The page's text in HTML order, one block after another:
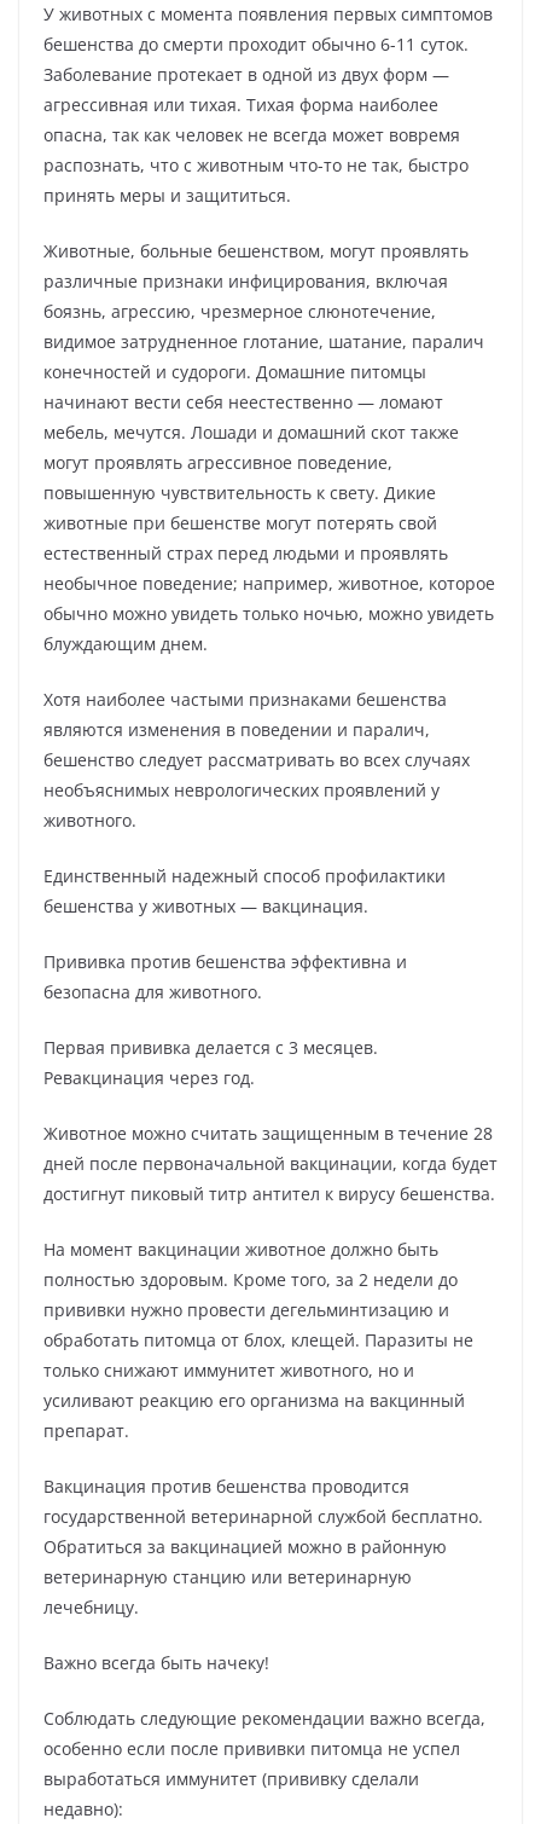
У животных с момента появления первых симптомов
бешенства до смерти проходит обычно 6-11 суток.
Заболевание протекает в одной из двух форм —
агрессивная или тихая. Тихая форма наиболее
опасна, так как человек не всегда может вовремя
распознать, что с животным что-то не так, быстро
принять меры и защититься.
Животные, больные бешенством, могут проявлять
различные признаки инфицирования, включая
боязнь, агрессию, чрезмерное слюнотечение,
видимое затрудненное глотание, шатание, паралич
конечностей и судороги. Домашние питомцы
начинают вести себя неестественно — ломают
мебель, мечутся. Лошади и домашний скот также
могут проявлять агрессивное поведение,
повышенную чувствительность к свету. Дикие
животные при бешенстве могут потерять свой
естественный страх перед людьми и проявлять
необычное поведение; например, животное, которое
обычно можно увидеть только ночью, можно увидеть
блуждающим днем.
Хотя наиболее частыми признаками бешенства
являются изменения в поведении и паралич,
бешенство следует рассматривать во всех случаях
необъяснимых неврологических проявлений у
животного.
Единственный надежный способ профилактики
бешенства у животных — вакцинация.
Прививка против бешенства эффективна и
безопасна для животного.
Первая прививка делается с 3 месяцев.
Ревакцинация через год.
Животное можно считать защищенным в течение 28
дней после первоначальной вакцинации, когда будет
достигнут пиковый титр антител к вирусу бешенства.
На момент вакцинации животное должно быть
полностью здоровым. Кроме того, за 2 недели до
прививки нужно провести дегельминтизацию и
обработать питомца от блох, клещей. Паразиты не
только снижают иммунитет животного, но и
усиливают реакцию его организма на вакцинный
препарат.
Вакцинация против бешенства проводится
государственной ветеринарной службой бесплатно.
Обратиться за вакцинацией можно в районную
ветеринарную станцию или ветеринарную
лечебницу.
Важно всегда быть начеку!
Соблюдать следующие рекомендации важно всегда,
особенно если после прививки питомца не успел
выработаться иммунитет (прививку сделали
недавно):